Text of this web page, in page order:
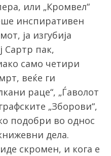
или „Кромвел“
инспиративен
ја изгубија
Сартр пак,
само четири
веќе ги
раце“, „Ѓаволот
„Зборови“,
подобри во однос
дела.
скромен, и кога е